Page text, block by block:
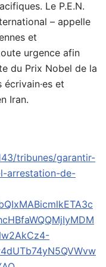
Le P.E.N.
– appelle
et
urgence afin
du Prix Nobel de la
et
Iran.
tribunes/garantir-
arrestation-de-